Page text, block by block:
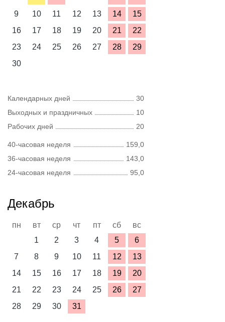
9
10 11 12 13 14
15
16
17 18 19 20 21
22
23
24 25 26 27 28
29
30
Календарных дней
30
Выходных и праздничных
10
Рабочих дней
20
40-часовая неделя
159,0
36-часовая неделя
143,0
24-часовая неделя
95,0
Декабрь
пн вт ср чт пт сб
вс
1
2 3 4 5
6
7
8 9 10 11 12
13
14
15 16 17 18 19
20
21
22 23 24 25 26
27
28
29 30 31